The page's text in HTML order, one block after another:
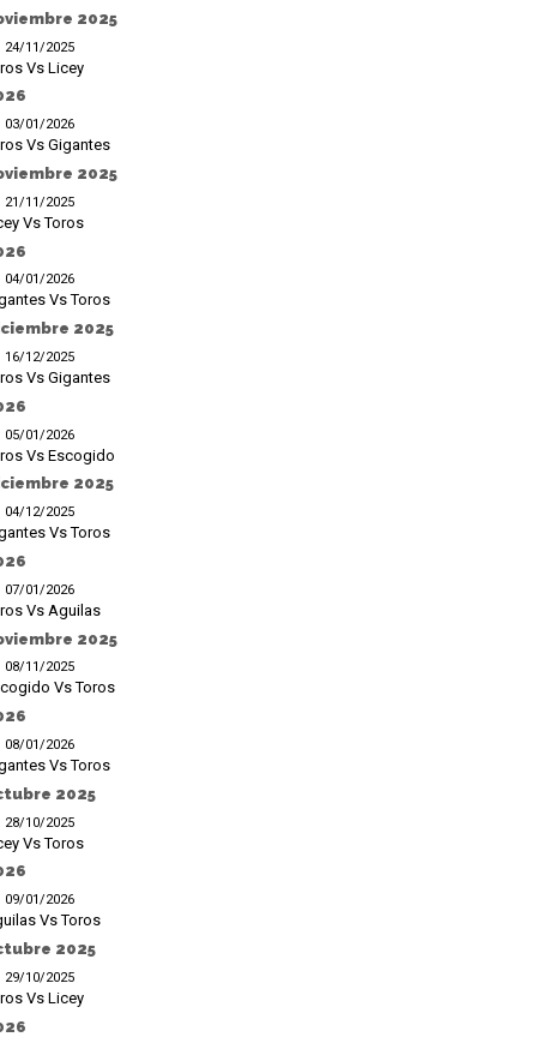
2025
24/11/2025
Vs Licey
03/01/2026
Vs Gigantes
2025
21/11/2025
Vs Toros
04/01/2026
Vs Toros
2025
16/12/2025
Vs Gigantes
05/01/2026
Vs Escogido
2025
04/12/2025
Vs Toros
07/01/2026
Vs Aguilas
2025
08/11/2025
Vs Toros
08/01/2026
Vs Toros
2025
28/10/2025
Vs Toros
09/01/2026
Vs Toros
2025
29/10/2025
Vs Licey